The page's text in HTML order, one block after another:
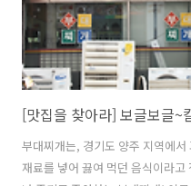
부대찌개는, 경기도 양주 지역에
재료를 넣어 끓여 먹던 음식이라